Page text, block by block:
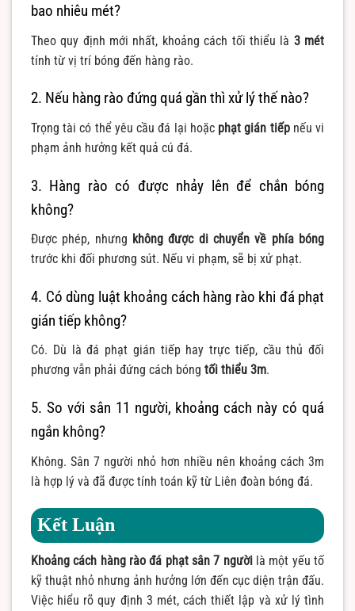
bao nhiêu mét?
Theo quy định mới nhất, khoảng cách tối thiểu là 3 mét
tính từ vị trí bóng đến hàng rào.
2. Nếu hàng rào đứng quá gần thì xử lý thế nào?
Trọng tài có thể yêu cầu đá lại hoặc phạt gián tiếpnếu vi
phạm ảnh hưởng kết quả cú đá.
3. Hàng rào có được nhảy lên để chắn bóng
không?
Được phép, nhưng không được di chuyển về phía bóng
trước khi đối phương sút. Nếu vi phạm, sẽ bị xử phạt.
4. Có dùng luật khoảng cách hàng rào khi đá phạt
gián tiếp không?
Có. Dù là đá phạt gián tiếp hay trực tiếp, cầu thủ đối
phương vẫn phải đứng cách bóng tối thiểu 3m.
5. So với sân 11 người, khoảng cách này có quá
ngắn không?
Không. Sân 7 người nhỏ hơn nhiều nên khoảng cách 3m
là hợp lý và đã được tính toán kỹ từ Liên đoàn bóng đá.
Kết Luận
Khoảng cách hàng rào đá phạt sân 7 ngườilà một yếu tố
kỹ thuật nhỏ nhưng ảnh hưởng lớn đến cục diện trận đấu.
Việc hiểu rõ quy định 3 mét, cách thiết lập và xử lý tình